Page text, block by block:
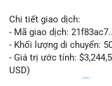
Chi tiết giao dịch:
- Mã giao dịch:
- Khối lượng di chuyển:
- Giá trị ước tính:
USD)